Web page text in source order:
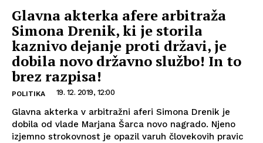
Glavna akterka afere arbitraža
Simona Drenik, ki je storila
kaznivo dejanje proti državi, je
dobila novo državno službo! In to
brez razpisa!
POLITIKA 19. 12. 2019, 12:00
Glavna akterka v arbitražni aferi Simona Drenik je
dobila od vlade Marjana Šarca novo nagrado. Njeno
izjemno strokovnost je opazil varuh človekovih pravic